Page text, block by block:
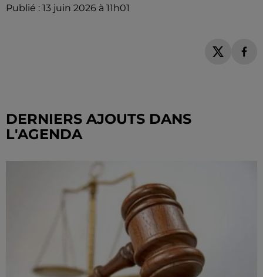
Publié : 13 juin 2026 à 11h01
DERNIERS AJOUTS DANS
L'AGENDA